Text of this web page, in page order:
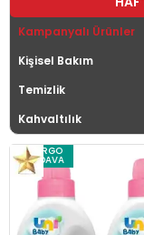
Kampanyalı Ürünler
Kişisel Bakım
Temizlik
Kahvaltılık
KARGO
BEDAVA